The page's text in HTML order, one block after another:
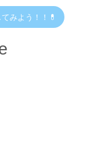
みよう！！💊